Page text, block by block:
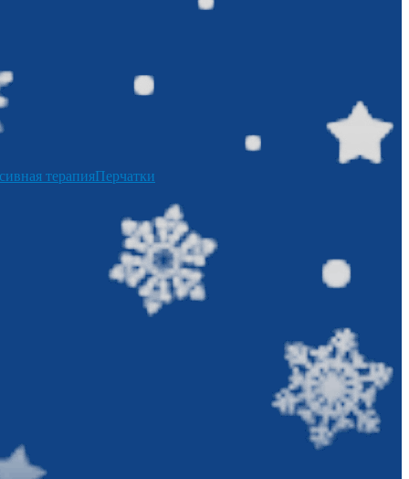
терапияПерчатки